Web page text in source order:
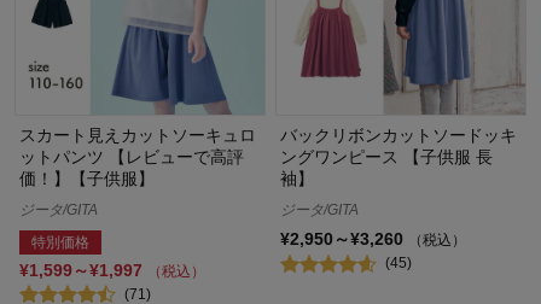
スカート見えカットソーキュロ
ットパンツ 【レビューで高評
価！】【子供服】
ジータ/GITA
特別価格
¥1,599～¥1,997
（税込）
(71)
バックリボンカットソードッキ
ングワンピース 【子供服 長
袖】
ジータ/GITA
¥2,950～¥3,260
（税込）
(45)